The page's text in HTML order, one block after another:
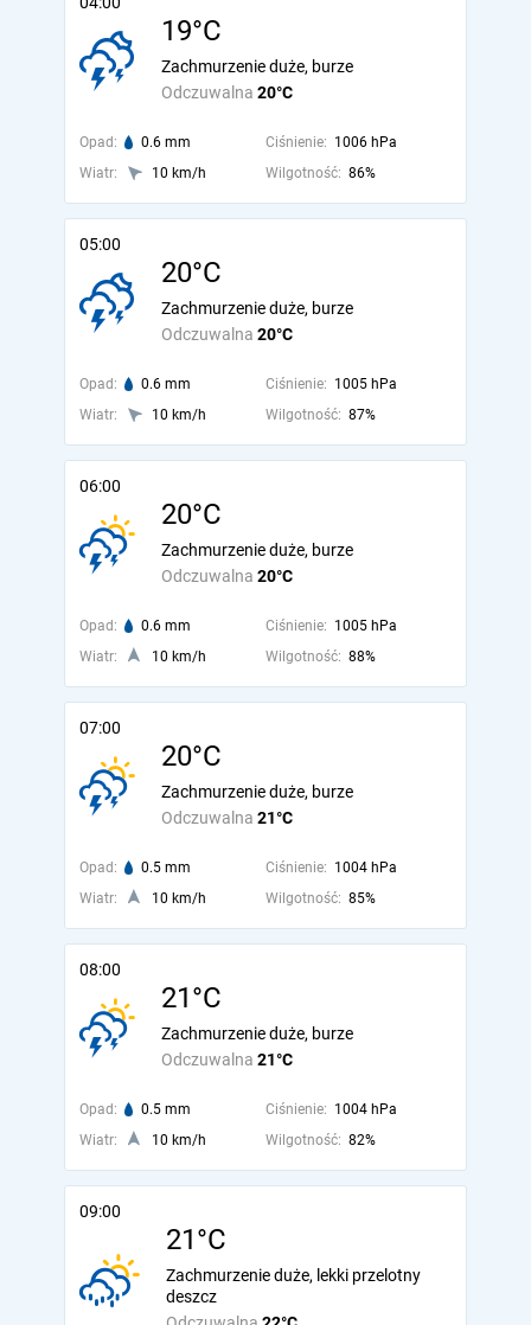
19°C
Odczuwalna 20°C
Zachmurzenie duże, burze
Opad: 0.6 mm Ciśnienie: 1006 hPa
Wiatr:
10 km/h Wilgotność: 86%
05:00
20°C
Odczuwalna 20°C
Zachmurzenie duże, burze
Opad: 0.6 mm Ciśnienie: 1005 hPa
Wiatr:
10 km/h Wilgotność: 87%
06:00
20°C
Odczuwalna 20°C
Zachmurzenie duże, burze
Opad: 0.6 mm Ciśnienie: 1005 hPa
Wiatr:
10 km/h Wilgotność: 88%
07:00
20°C
Odczuwalna 21°C
Zachmurzenie duże, burze
Opad: 0.5 mm Ciśnienie: 1004 hPa
Wiatr:
10 km/h Wilgotność: 85%
08:00
21°C
Odczuwalna 21°C
Zachmurzenie duże, burze
Opad: 0.5 mm Ciśnienie: 1004 hPa
Wiatr:
10 km/h Wilgotność: 82%
09:00
21°C
Zachmurzenie duże, lekki przelotny
deszcz